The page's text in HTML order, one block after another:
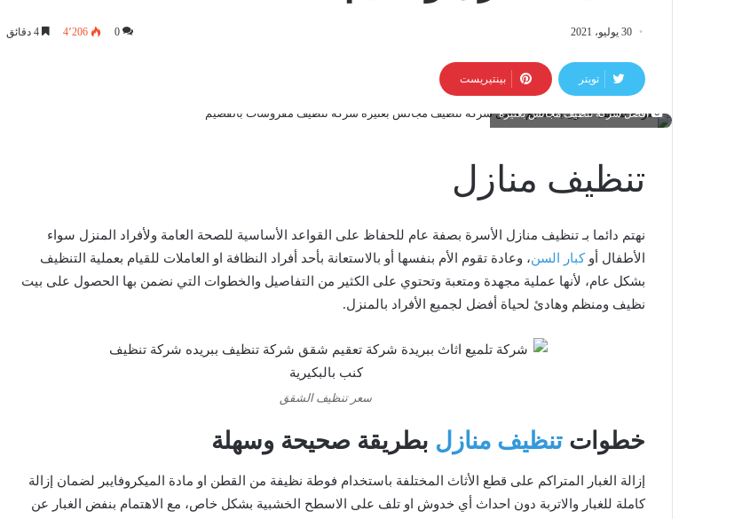
30 يوليو، 2021 0 4٬206
تويتر بينتيريست
افضل شركة تنظيف مجالس بعنيزة
تنظيف منازل
نهتم دائما بـ تنظيف منازل الأسرة بصفة عام للحفاظ على القواعد الأساسية للصحة العامة ولأفراد المنزل سواء
الأطفال أوكبار السن، وعادة تقوم الأم بنفسها أو بالاستعانة بأحد أفراد النظافة او العاملات للقيام بعملية التنظيف
بشكل عام، لأنها عملية مجهدة ومتعبة وتحتوي على الكثير من التفاصيل والخطوات التي نضمن بها الحصول على بيت
نظيف ومنظم وهادئ لحياة أفضل لجميع الأفراد بالمنزل.
سعر تنظيف الشقق
خطوات تنظيف منازل بطريقة صحيحة وسهلة
إزالة الغبار المتراكم على قطع الأثاث المختلفة باستخدام فوطة نظيفة من القطن او مادة الميكروفايبر لضمان إزالة
كاملة للغبار والاتربة دون احداث أي خدوش او تلف على الاسطح الخشبية بشكل خاص، مع الاهتمام بنفض الغبار عن